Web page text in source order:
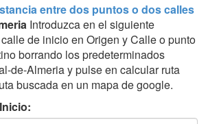
entre dos puntos o dos calles
Introduzca en el siguiente
de inicio en Origen y Calle o punto
borrando los predeterminados
de-Almeria y pulse en calcular ruta
buscada en un mapa de google.